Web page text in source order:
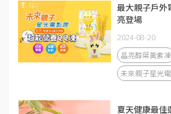
最大親子戶外
亮登場
2024-08-20
晶亮醇葉黃素凍
未來親子星光
夏天健康最佳